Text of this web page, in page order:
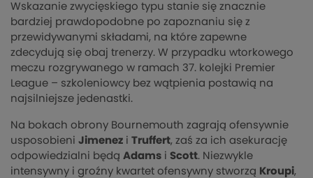
Wskazanie zwycięskiego typu stanie się znacznie
bardziej prawdopodobne po zapoznaniu się z
przewidywanymi składami, na które zapewne
zdecydują się obaj trenerzy. W przypadku wtorkowego
meczu rozgrywanego w ramach 37. kolejki Premier
League – szkoleniowcy bez wątpienia postawią na
najsilniejsze jedenastki.
Na bokach obrony Bournemouth zagrają ofensywnie
usposobieni Jimenez i Truffert, zaś za ich asekurację
odpowiedzialni będą Adams i Scott. Niezwykle
intensywny i groźny kwartet ofensywny stworzą Kroupi,